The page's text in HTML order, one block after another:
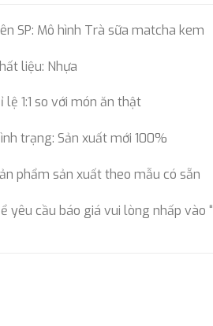
SP: Mô hình Trà sữa matcha kem
liệu: Nhựa
lệ 1:1 so với món ăn thật
trạng: Sản xuất mới 100%
phẩm sản xuất theo mẫu có sẵn
yêu cầu báo giá vui lòng nhấp vào